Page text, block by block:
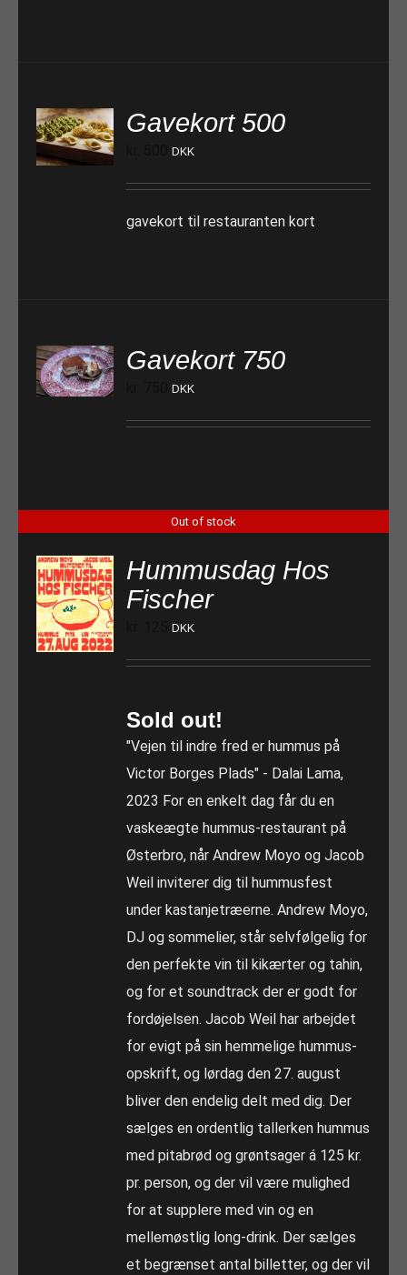
Gavekort 500
DKK
gavekort til restauranten kort
Gavekort 750
DKK
Out of stock
Hummusdag Hos
Fischer
DKK
Sold out!
"Vejen til indre fred er hummus på
Victor Borges Plads" - Dalai Lama,
2023 For en enkelt dag får du en
vaskeægte hummus-restaurant på
Østerbro, når Andrew Moyo og Jacob
Weil inviterer dig til hummusfest
under kastanjetræerne. Andrew Moyo,
DJ og sommelier, står selvfølgelig for
den perfekte vin til kikærter og tahin,
og for et soundtrack der er godt for
fordøjelsen. Jacob Weil har arbejdet
for evigt på sin hemmelige hummus-
opskrift, og lørdag den 27. august
bliver den endelig delt med dig. Der
sælges en ordentlig tallerken hummus
med pitabrød og grøntsager á 125 kr.
pr. person, og der vil være mulighed
for at supplere med vin og en
mellemøstlig long-drink. Der sælges
et begrænset antal billetter, og der vil